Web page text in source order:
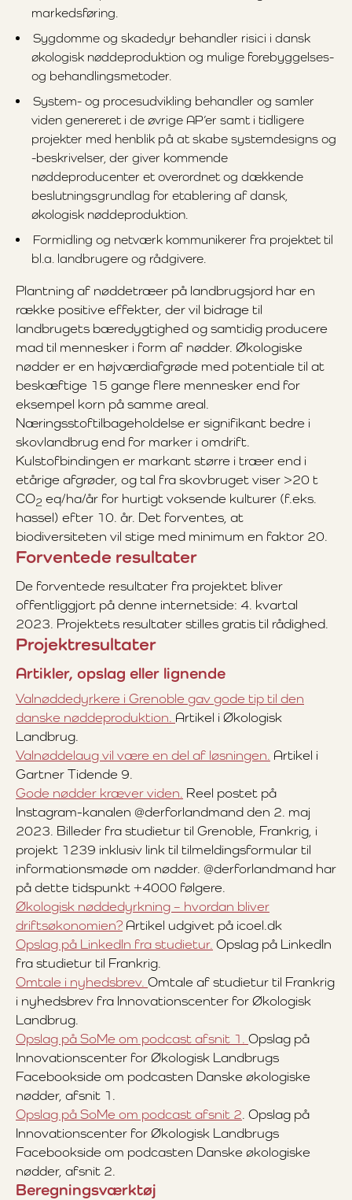
markedsføring.
Sygdomme og skadedyr behandler risici i dansk
økologisk nøddeproduktion og mulige forebyggelses-
og behandlingsmetoder.
System- og procesudvikling behandler og samler
viden genereret i de øvrige AP’er samt i tidligere
projekter med henblik på at skabe systemdesigns og
-beskrivelser, der giver kommende
nøddeproducenter et overordnet og dækkende
beslutningsgrundlag for etablering af dansk,
økologisk nøddeproduktion.
Formidling og netværk kommunikerer fra projektet til
bl.a. landbrugere og rådgivere.
Plantning af nøddetræer på landbrugsjord har en
række positive effekter, der vil bidrage til
landbrugets bæredygtighed og samtidig producere
mad til mennesker i form af nødder. Økologiske
nødder er en højværdiafgrøde med potentiale til at
beskæftige 15 gange flere mennesker end for
eksempel korn på samme areal.
Næringsstoftilbageholdelse er signifikant bedre i
skovlandbrug end for marker i omdrift.
Kulstofbindingen er markant større i træer end i
etårige afgrøder, og tal fra skovbruget viser >20 t
CO2 eq/ha/år for hurtigt voksende kulturer (f.eks.
hassel) efter 10. år. Det forventes, at
biodiversiteten vil stige med minimum en faktor 20.
Forventede resultater
De forventede resultater fra projektet bliver
offentliggjort på denne internetside: 4. kvartal
2023. Projektets resultater stilles gratis til rådighed.
Projektresultater
Artikler, opslag eller lignende
Valnøddedyrkere i Grenoble gav gode tip til den
danske nøddeproduktion. Artikel i Økologisk
Landbrug.
Valnøddelaug vil være en del af løsningen. Artikel i
Gartner Tidende 9.
Gode nødder kræver viden. Reel postet på
Instagram-kanalen @derforlandmand den 2. maj
2023. Billeder fra studietur til Grenoble, Frankrig, i
projekt 1239 inklusiv link til tilmeldingsformular til
informationsmøde om nødder. @derforlandmand har
på dette tidspunkt +4000 følgere.
Økologisk nøddedyrkning – hvordan bliver
driftsøkonomien? Artikel udgivet på icoel.dk
Opslag på LinkedIn fra studietur. Opslag på LinkedIn
fra studietur til Frankrig.
Omtale i nyhedsbrev. Omtale af studietur til Frankrig
i nyhedsbrev fra Innovationscenter for Økologisk
Landbrug.
Opslag på SoMe om podcast afsnit 1. Opslag på
Innovationscenter for Økologisk Landbrugs
Facebookside om podcasten Danske økologiske
nødder, afsnit 1.
Opslag på SoMe om podcast afsnit 2. Opslag på
Innovationscenter for Økologisk Landbrugs
Facebookside om podcasten Danske økologiske
nødder, afsnit 2.
Beregningsværktøj